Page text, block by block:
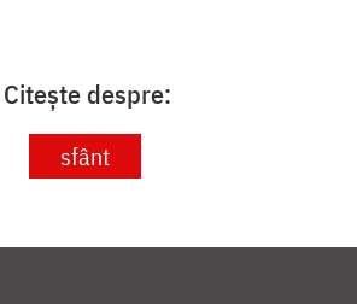
Citește despre:
sfânt